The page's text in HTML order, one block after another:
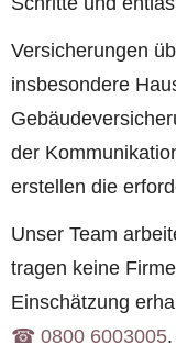
Versicherungen
insbesondere
der
erstellen die
Unser Team
tragen keine
Einschätzung
☎︎ 0800 6003005.